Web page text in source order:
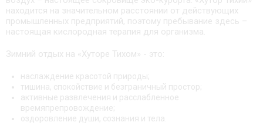
находится на значительном расстоянии от действующих
промышленных предприятий, поэтому пребывание здесь –
настоящая кислородная терапия для организма.
Зимний отдых на «Хуторе Тихом» - это:
наслаждение красотой природы;
тишина, спокойствие и безграничный простор;
активные развлечения и расслабленное
времяпрепровождение;
оздоровление души, сознания и тела.